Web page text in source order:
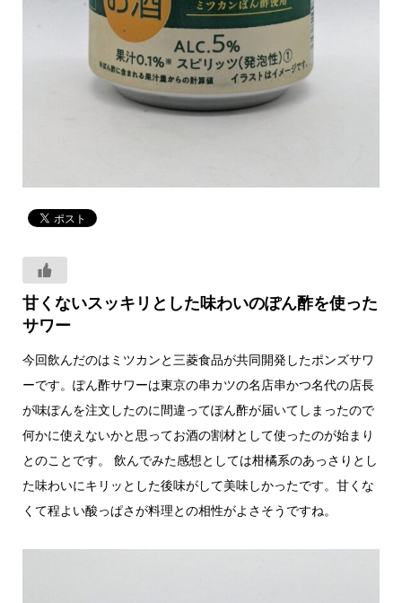
甘くないスッキリとした味わいのぽん酢を使った
サワー
今回飲んだのはミツカンと三菱食品が共同開発したポンズサワ
ーです。ぽん酢サワーは東京の串カツの名店串かつ名代の店長
が味ぽんを注文したのに間違ってぽん酢が届いてしまったので
何かに使えないかと思ってお酒の割材として使ったのが始まり
とのことです。 飲んでみた感想としては柑橘系のあっさりとし
た味わいにキリッとした後味がして美味しかったです。甘くな
くて程よい酸っぱさが料理との相性がよさそうですね。